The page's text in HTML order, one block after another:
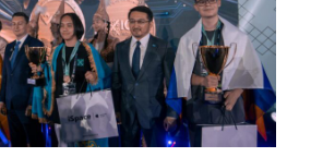
ЗАВОЕВАЛА
МЕДАЛЬ
НА
МЕЖДУНАРОДНОЙ
ОЛИМПИАДЕ
ПО